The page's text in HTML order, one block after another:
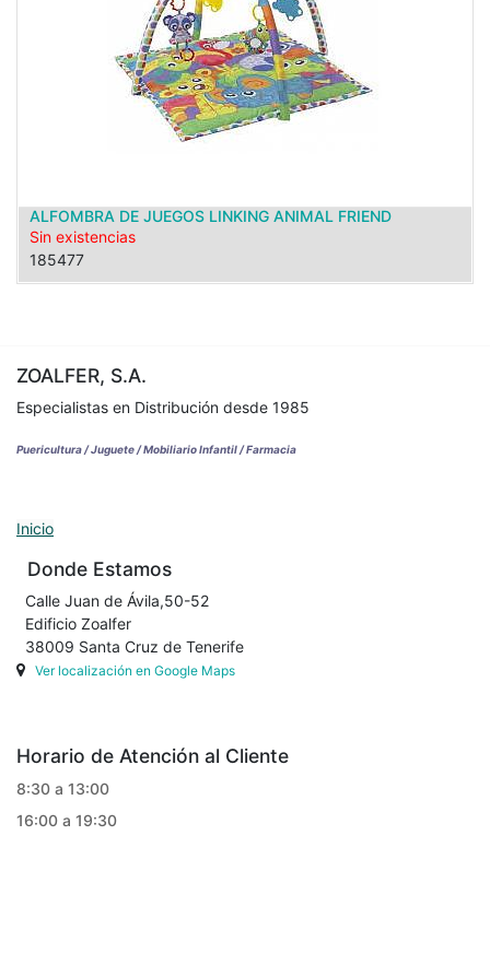
ALFOMBRA DE JUEGOS LINKING ANIMAL FRIEND
Sin existencias
185477
ZOALFER, S.A.
Especialistas en Distribución desde 1985
Puericultura / Juguete / Mobiliario Infantil / Farmacia
Inicio
Donde Estamos
Calle Juan de Ávila,50-52
Edificio Zoalfer
38009 Santa Cruz de Tenerife
Ver localización en Google Maps
Horario de Atención al Cliente
8:30 a 13:00
16:00 a 19:30